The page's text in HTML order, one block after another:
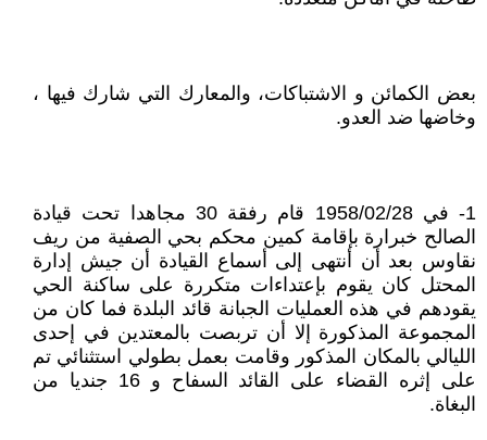
بعض الكمائن و الاشتباكات، والمعارك التي شارك فيها ،
وخاضها ضد العدو.
1- في 1958/02/28 قام رفقة 30 مجاهدا تحت قيادة
الصالح خبرارة بإقامة كمين محكم بحي الصفية من ريف
نقاوس بعد أن أنتهى إلى أسماع القيادة أن جيش إدارة
المحتل كان يقوم بإعتداءات متكررة على ساكنة الحي
يقودهم في هذه العمليات الجبانة قائد البلدة فما كان من
المجموعة المذكورة إلا أن تربصت بالمعتدين في إحدى
الليالي بالمكان المذكور وقامت بعمل بطولي استثنائي تم
على إثره القضاء على القائد السفاح و 16 جنديا من
البغاة.